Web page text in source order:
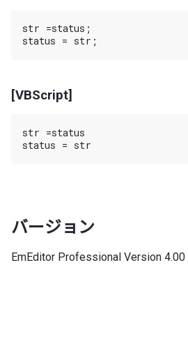
str =status;
[VBScript]
str =status
バージョン
EmEditor Professional Version 4.00